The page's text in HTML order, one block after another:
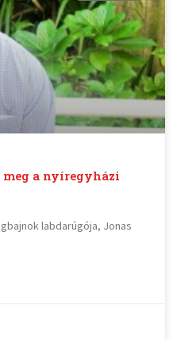
a nyíregyházi
labdarúgója, Jonas